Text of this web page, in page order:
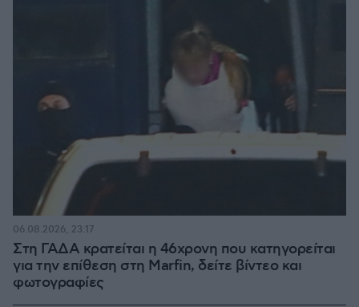
Στη ΓΑΔΑ κρατείται η 46χρονη που κατηγορείται
για την επίθεση στη Marfin, δείτε βίντεο και
φωτογραφίες
06.08.2026, 23:17